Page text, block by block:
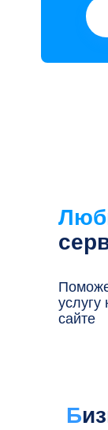
сайте
Б